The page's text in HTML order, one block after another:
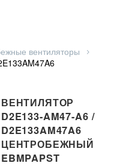
вентиляторы
ВЕНТИЛЯТОР
D2E133-AM47-A6 /
D2E133AM47A6
ЦЕНТРОБЕЖНЫЙ
EBMPAPST